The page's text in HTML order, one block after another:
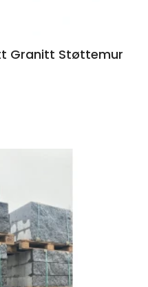
Granitt Støttemur